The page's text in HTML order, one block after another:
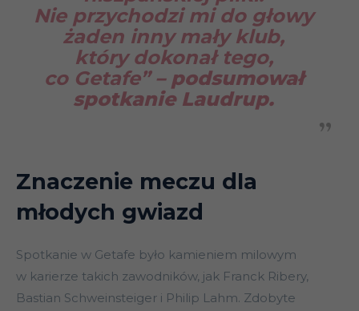
Nie przychodzi mi do głowy
żaden inny mały klub,
który dokonał tego,
co Getafe”– podsumował
spotkanie Laudrup.
Znaczenie meczu dla
młodych gwiazd
Spotkanie w Getafe było kamieniem milowym
w karierze takich zawodników, jak Franck Ribery,
Bastian Schweinsteiger i Philip Lahm. Zdobyte